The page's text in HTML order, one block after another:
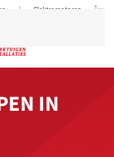
| Elektromotoren
IN